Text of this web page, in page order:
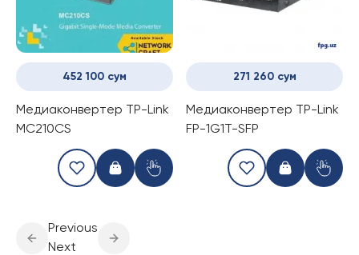
452 100 сум
Медиаконвертер TP-Link
MC210CS
271 260 сум
Медиаконвертер TP-Link
FP-1G1T-SFP
Previous
Next